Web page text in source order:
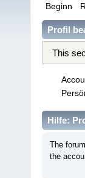
Beginn
Profil
This
Hilfe:
The
the